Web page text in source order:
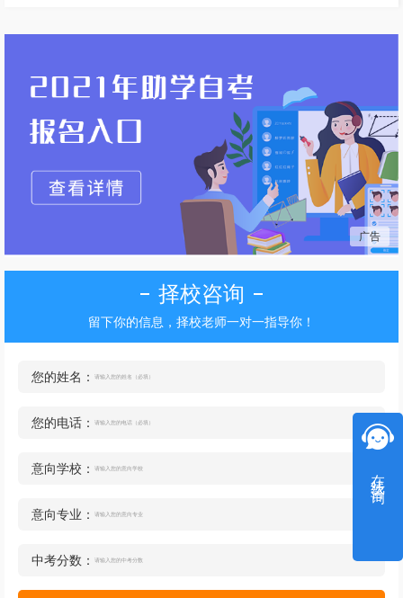
作用。
广告
择校咨询
留下你的信息，择校老师一对一指导你！
您的姓名：
您的电话：
意向学校：
意向专业：
中考分数：
在线咨询